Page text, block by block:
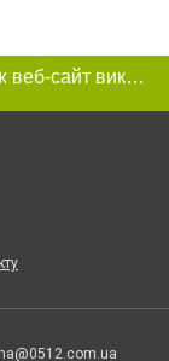
Цей сайт використовує «cookies». Також веб-сайт використовує інтернет-сервіс для збору технічних даних стосовно відвідувачів з метою отримання маркетингової та статистичної інформації. Умови обробки даних відвідувачів сайту див.